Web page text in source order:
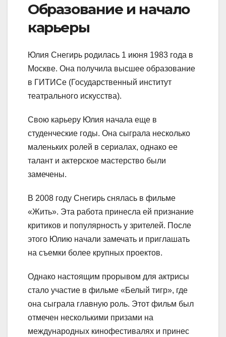
Образование и начало
карьеры
Юлия Снегирь родилась 1 июня 1983 года в
Москве. Она получила высшее образование
в ГИТИСе (Государственный институт
театрального искусства).
Свою карьеру Юлия начала еще в
студенческие годы. Она сыграла несколько
маленьких ролей в сериалах, однако ее
талант и актерское мастерство были
замечены.
В 2008 году Снегирь снялась в фильме
«Жить». Эта работа принесла ей признание
критиков и популярность у зрителей. После
этого Юлию начали замечать и приглашать
на съемки более крупных проектов.
Однако настоящим прорывом для актрисы
стало участие в фильме «Белый тигр», где
она сыграла главную роль. Этот фильм был
отмечен несколькими призами на
международных кинофестивалях и принес